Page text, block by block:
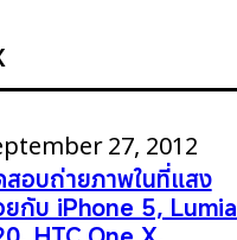
27, 2012
สอบถ่ายภาพในที่แสง
ยกับ iPhone 5, Lumia